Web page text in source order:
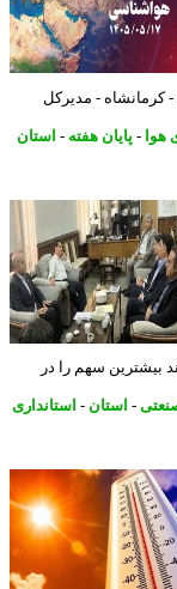
- مدیرکل
-پایان هفته-استان
سهم را در
-استان-استانداری